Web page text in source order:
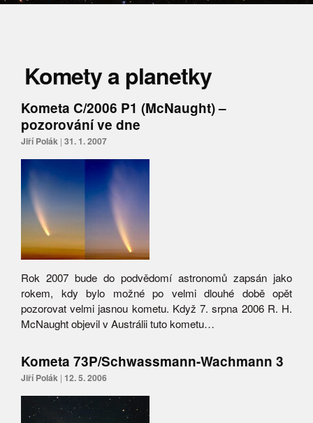
Komety a planetky
Kometa C/2006 P1 (McNaught) –
pozorování ve dne
Jiří Polák | 31. 1. 2007
Rok 2007 bude do podvědomí astronomů zapsán jako
rokem, kdy bylo možné po velmi dlouhé době opět
pozorovat velmi jasnou kometu. Když 7. srpna 2006 R. H.
McNaught objevil v Austrálii tuto kometu…
Kometa 73P/Schwassmann-Wachmann 3
Jiří Polák | 12. 5. 2006